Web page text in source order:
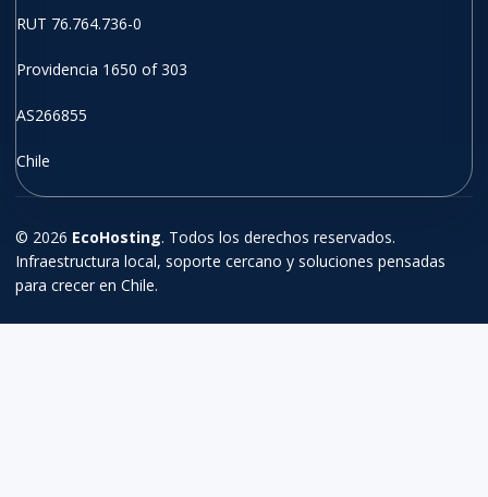
RUT 76.764.736-0
Providencia 1650 of 303
AS266855
Chile
© 2026 EcoHosting. Todos los derechos reservados.
Infraestructura local, soporte cercano y soluciones pensadas
para crecer en Chile.